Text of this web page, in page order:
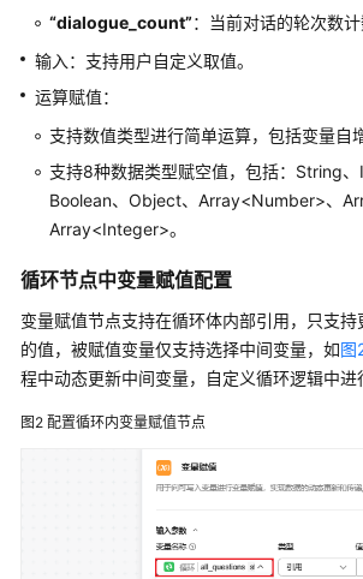
息
管
节
点
变
&
识
节
点
“dialogue_count”：当前对话的轮次数计
输入：支持用户自定义取值。
运算赋值：
支持数值类型进行简单运算，包括变量自
支持8种数据类型赋空值，包括：String
Boolean、Object、Array<Number>、
Array<Integer>。
循环节点中变量赋值配置
变量赋值节点支持在循环体内部引用，只支
的值，被赋值变量仅支持选择中间变量，如图
程中动态更新中间变量，自定义循环逻辑中进
图2 配置循环内变量赋值节点